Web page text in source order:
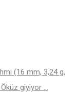
(16 mm, 3,24 g,
giyiyor …